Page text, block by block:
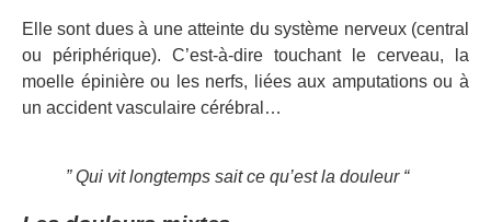
Elle sont dues à une atteinte du système nerveux (central
ou périphérique). C’est-à-dire touchant le cerveau, la
moelle épinière ou les nerfs, liées aux amputations ou à
un accident vasculaire cérébral…
” Qui vit longtemps sait ce qu’est la douleur “